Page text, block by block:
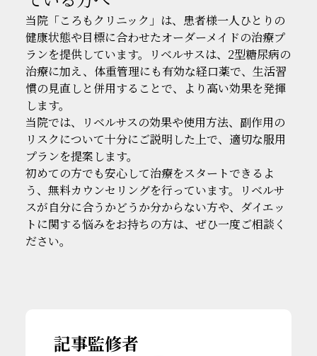
当院「ころもクリニック」は、患者様一人ひとりの
健康状態や目標に合わせたオーダーメイドの治療プ
ランを提供しています。リベルサスは、2型糖尿病の
治療に加え、体重管理にも有効な経口薬で、生活習
慣の見直しと併用することで、より高い効果を発揮
します。
当院では、リベルサスの効果や使用方法、副作用の
リスクについて十分にご説明した上で、適切な服用
プランを提案します。
初めての方でも安心して治療をスタートできるよ
う、無料カウンセリングを行っています。リベルサ
スが自分に合うかどうか分からない方や、ダイエッ
トに関する悩みをお持ちの方は、ぜひ一度ご相談く
ださい。
記事監修者